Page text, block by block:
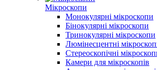
Мікроскопи
Монокулярні мікроскопи
Бінокулярні мікроскопи
Тринокулярні мікроскопи
Люмінесцентні
Стереоскопічні
Камери для мікроскопів